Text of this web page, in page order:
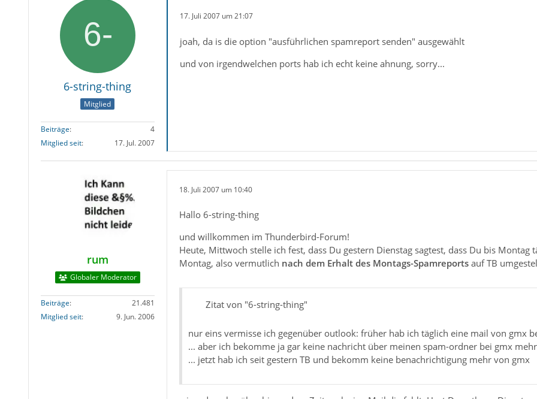
6-string-thing
Mitglied
Beiträge
4
Mitglied seit
17. Jul. 2007
17. Juli 2007 um 21:07
joah, da is die option "ausführlichen spamreport senden" ausgewählt
und von irgendwelchen ports hab ich echt keine ahnung, sorry...
rum
Globaler Moderator
Beiträge
21.481
Mitglied seit
9. Jun. 2006
18. Juli 2007 um 10:40
Hallo 6-string-thing
und willkommen im Thunderbird-Forum!
Heute, Mittwoch stelle ich fest, dass Du gestern Dienstag sagtest, dass Du bis
Montag, also vermutlich nach dem Erhalt des Montags-Spamreportsauf TB
Zitat von "6-string-thing"
nur eins vermisse ich gegenüber outlook: früher hab ich täglich eine mail von gmx
... aber ich bekomme ja gar keine nachricht über meinen spam-ordner bei gmx
... jetzt hab ich seit gestern TB und bekomm keine benachrichtigung mehr von gmx